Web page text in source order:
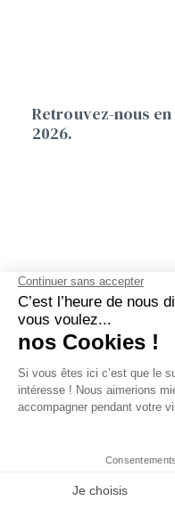
Retrouvez-nous
2026.